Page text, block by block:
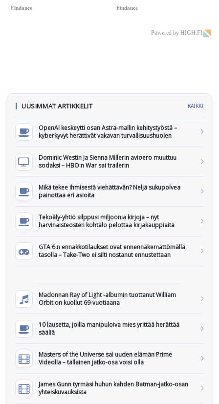
Findance Findance
Powered by HIGH.FI
UUSIMMAT ARTIKKELIT KAIKKI
OpenAI keskeytti osan Astra-mallin kehitystyöstä –
kyberkyvyt herättivät vakavan turvallisuushuolen
Dominic Westin ja Sienna Millerin avioero muuttuu
sodaksi – HBO:n War sai trailerin
Mikä tekee ihmisestä viehättävän? Neljä sukupolvea
painottaa eri asioita
Tekoäly-yhtiö silppusi miljoonia kirjoja – nyt
harvinaisteosten kohtalo pelottaa kirjakauppiaita
GTA 6:n ennakkotilaukset ovat ennennäkemättömällä
tasolla – Take-Two ei silti nostanut ennustettaan
Madonnan Ray of Light -albumin tuottanut William
Orbit on kuollut 69-vuotiaana
10 lausetta, joilla manipuloiva mies yrittää herättää
sääliä
Masters of the Universe sai uuden elämän Prime
Videolla – tällainen jatko-osa voisi olla
James Gunn tyrmäsi huhun kahden Batman-jatko-osan
yhteiskuvauksista